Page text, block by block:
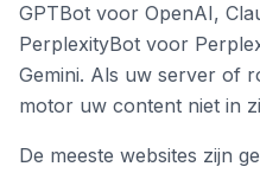
GPTBot voor OpenAI,
PerplexityBot voor
Gemini. Als uw server of
motor uw content niet in
De meeste websites zijn